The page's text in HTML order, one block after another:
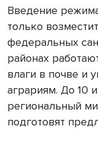
Введение
только
федеральных
районах
влаги в почве и
аграриям. До 10
региональный
подготовят